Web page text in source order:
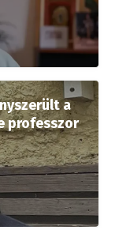
a
professzor